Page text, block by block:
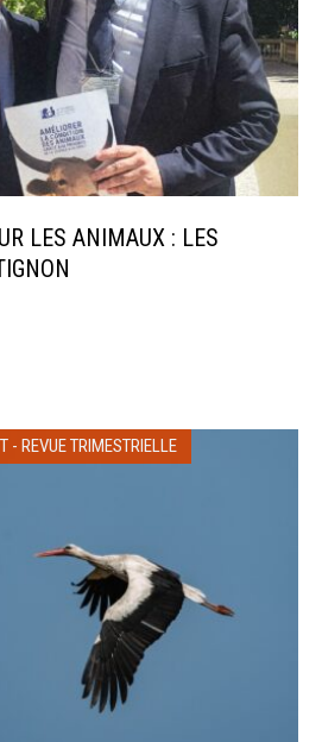
LES ANIMAUX : LES
- REVUE TRIMESTRIELLE